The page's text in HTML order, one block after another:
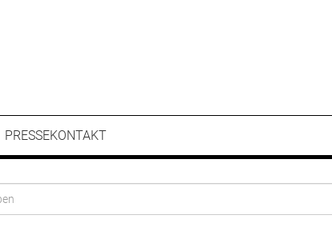
PRESSEKONTAKT